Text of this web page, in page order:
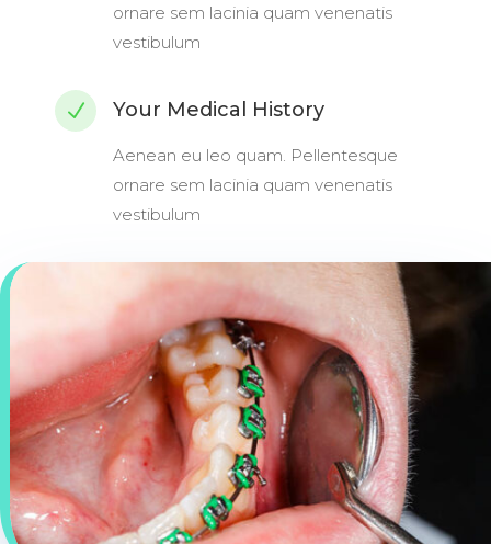
ornare sem lacinia quam venenatis
vestibulum
N Your Medical History
Aenean eu leo quam. Pellentesque
ornare sem lacinia quam venenatis
vestibulum